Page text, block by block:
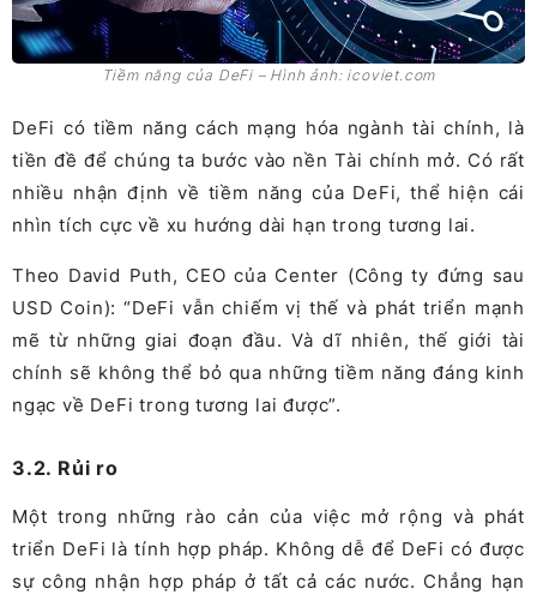
Tiềm năng của DeFi – Hình ảnh: icoviet.com
DeFi có tiềm năng cách mạng hóa ngành tài chính, là
tiền đề để chúng ta bước vào nền Tài chính mở. Có rất
nhiều nhận định về tiềm năng của DeFi, thể hiện cái
nhìn tích cực về xu hướng dài hạn trong tương lai.
Theo David Puth, CEO của Center (Công ty đứng sau
USD Coin): “DeFi vẫn chiếm vị thế và phát triển mạnh
mẽ từ những giai đoạn đầu. Và dĩ nhiên, thế giới tài
chính sẽ không thể bỏ qua những tiềm năng đáng kinh
ngạc về DeFi trong tương lai được”.
3.2. Rủi ro
Một trong những rào cản của việc mở rộng và phát
triển DeFi là tính hợp pháp. Không dễ để DeFi có được
sự công nhận hợp pháp ở tất cả các nước. Chẳng hạn